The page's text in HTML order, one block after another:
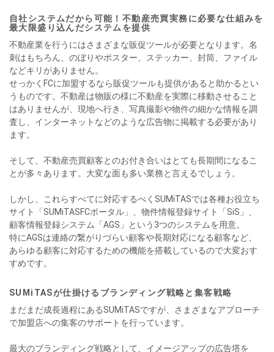
自社システムだから可能！不動産売買実務に必要な仕組みを
最大限盛り込んだシステムを提供
不動産業を行うにはさまざまな販促ツールが必要となります。名
刺はもちろん、のぼりやポスター、ステッカー、封筒、ファイル
などキリがありません。
せっかくFCに加盟するなら販促ツールも提供があると助かるとい
うものです。不動産は物販の様に不動産を実際に移動させること
はありませんが、現地へ行き、写真撮影や物件の細かな情報を調
査し、インターネットなどのような広告物に掲載する必要があり
ます。
そして、不動産売買顧客とのお付き合いはとても長期間になるこ
とが多々あります。大変な面も多い業務と言えるでしょう。
しかし、これらすべてに対応するべくSUMiTASでは各種お役立ち
サイト「SUMiTASFCポータル」、物件情報登録サイト「SiS」、
顧客情報登録システム「AGS」という3つのシステムを用意。
特にAGSは連絡の繋がりづらい顧客や長期対応になる顧客など、
あらゆる顧客に対応するための機能を搭載しているので大変おす
すめです。
SUMiTASが仕掛けるブランディング戦略と集客戦略
まだまだ成長過程にあるSUMiTASですが、さまざまなアプローチ
で加盟店への集客のサポートを行っています。
最大のブランディング戦略として、イメージアップの広告塔を